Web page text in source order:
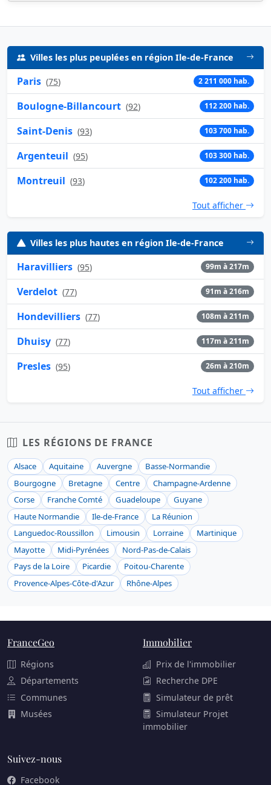
Villes les plus peuplées en région Ile-de-France
Paris (75) 2 211 000 hab.
Boulogne-Billancourt (92) 112 200 hab.
Saint-Denis (93) 103 700 hab.
Argenteuil (95) 103 300 hab.
Montreuil (93) 102 200 hab.
Tout afficher
Villes les plus hautes en région Ile-de-France
Haravilliers (95) 99m à 217m
Verdelot (77) 91m à 216m
Hondevilliers (77) 108m à 211m
Dhuisy (77) 117m à 211m
Presles (95) 26m à 210m
Tout afficher
LES RÉGIONS DE FRANCE
Alsace Aquitaine Auvergne
Basse-Normandie
Bourgogne
Bretagne Centre
Champagne-Ardenne
Corse
Franche Comté Guadeloupe
Guyane
Haute Normandie
Ile-de-France
La Réunion
Languedoc-Roussillon
Limousin Lorraine
Martinique
Mayotte
Midi-Pyrénées
Nord-Pas-de-Calais
Pays de la Loire
Picardie
Poitou-Charente
Provence-Alpes-Côte-d'Azur
Rhône-Alpes
FranceGeo
Régions
Départements
Communes
Musées
Immobilier
Prix de l'immobilier
Recherche DPE
Simulateur de prêt
Simulateur Projet
immobilier
Suivez-nous
Facebook